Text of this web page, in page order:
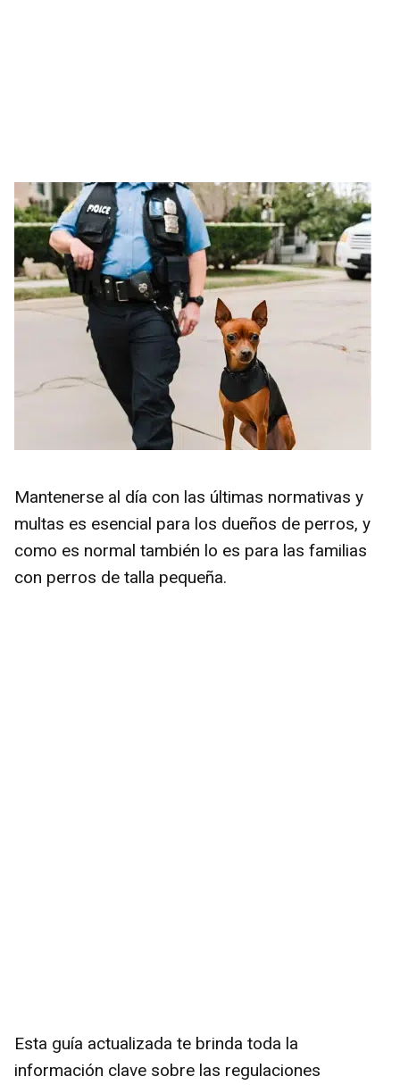
Mantenerse al día con las últimas normativas y
multas es esencial para los dueños de perros, y
como es normal también lo es para las familias
con perros de talla pequeña.
Esta guía actualizada te brinda toda la
información clave sobre las regulaciones